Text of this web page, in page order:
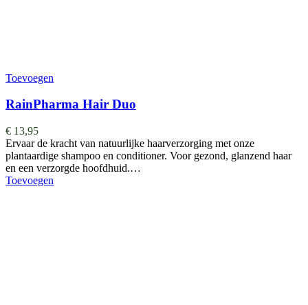
Toevoegen
RainPharma Hair Duo
€ 13,95
Ervaar de kracht van natuurlijke haarverzorging met onze
plantaardige shampoo en conditioner. Voor gezond, glanzend haar
en een verzorgde hoofdhuid.…
Toevoegen